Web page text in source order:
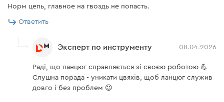
Норм цепь, главное на гвоздь не попасть.
Ответить
Эксперт по инструменту 08.04.2026
Раді, що ланцюг справляється зі своєю роботою 💪
Слушна порада - уникати цвяхів, щоб ланцюг служив
довго і без проблем 😉